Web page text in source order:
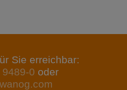
Sie erreichbar:
0 oder